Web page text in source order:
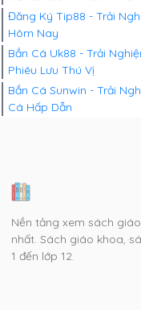
Đăng Ký Tip88 - Trải
Hôm Nay
Bắn Cá Uk88 - Trải
Phiêu Lưu Thú Vị
Bắn Cá Sunwin - Trải
Cá Hấp Dẫn
Nền tảng xem sách
nhất. Sách giáo khoa,
1 đến lớp 12.